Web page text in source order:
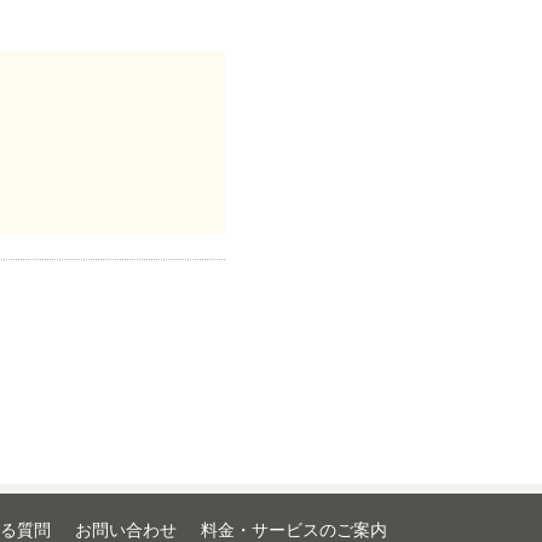
質問 お問い合わせ 料金・サービスのご案内